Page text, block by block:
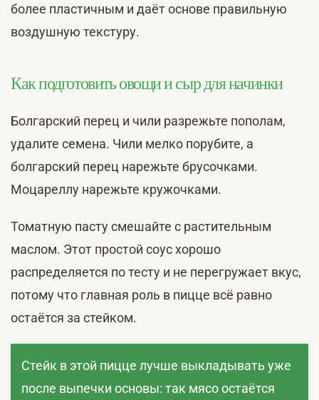
более пластичным и даёт основе правильную
воздушную текстуру.
Как подготовить овощи и сыр для начинки
Болгарский перец и чили разрежьте пополам,
удалите семена. Чили мелко порубите, а
болгарский перец нарежьте брусочками.
Моцареллу нарежьте кружочками.
Томатную пасту смешайте с растительным
маслом. Этот простой соус хорошо
распределяется по тесту и не перегружает вкус,
потому что главная роль в пицце всё равно
остаётся за стейком.
Стейк в этой пицце лучше выкладывать уже
после выпечки основы: так мясо остаётся